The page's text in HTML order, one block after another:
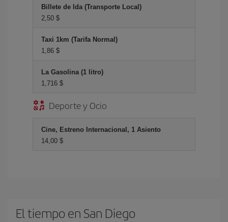
Billete de Ida (Transporte Local)
2,50 $
Taxi 1km (Tarifa Normal)
1,86 $
La Gasolina (1 litro)
1,716 $
Deporte y Ocio
Cine, Estreno Internacional, 1 Asiento
14,00 $
El tiempo en San Diego